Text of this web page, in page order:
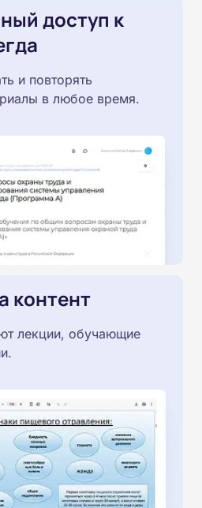
доступ к
и повторять
в любое время.
контент
лекции, обучающие